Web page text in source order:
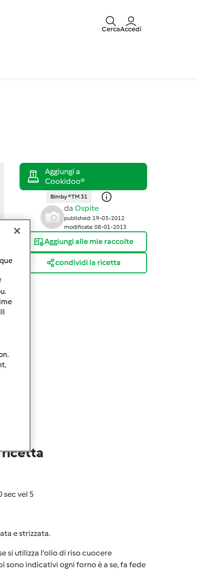
CercaAccedi
Bimby ® TM 31
da Ospite
published: 19-03-2012
modificata: 08-01-2013
Aggiungi alle mie raccolte
condividi la ricetta
ricetta
sec vel 5
e strizzata.
si utilizza l'olio di riso cuocere
sono indicativi ogni forno è a se, fa fede